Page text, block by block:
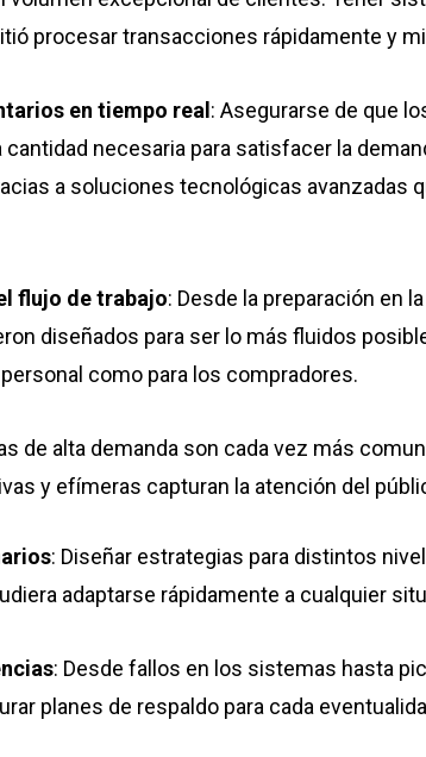
procesar transacciones rápidamente y
en tiempo real : Asegurarse de que
cantidad necesaria para satisfacer la
a soluciones tecnológicas avanzadas
flujo de trabajo: Desde la preparación en
diseñados para ser lo más fluidos
como para los compradores.
de alta demanda son cada vez más
y efímeras capturan la atención del
: Diseñar estrategias para distintos
adaptarse rápidamente a cualquier
: Desde fallos en los sistemas hasta
planes de respaldo para cada